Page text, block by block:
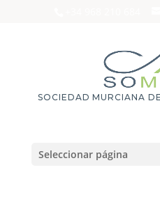
SOCIEDAD MURCIANA
Seleccionar página